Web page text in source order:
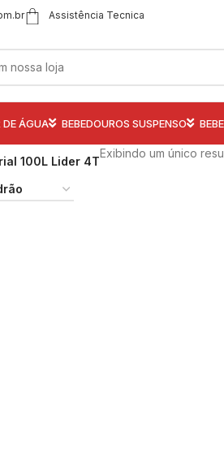
Assistência Tecnica
DE ÁGUA BEBEDOUROS SUSPENSO
100L Lider 4T
Exibindo um único